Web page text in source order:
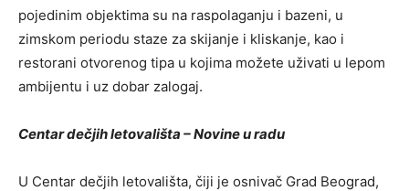
pojedinim objektima su na raspolaganju i bazeni, u
zimskom periodu staze za skijanje i kliskanje, kao i
restorani otvorenog tipa u kojima možete uživati u lepom
ambijentu i uz dobar zalogaj.
Centar dečjih letovališta – Novine u radu
U Centar dečjih letovališta, čiji je osnivač Grad Beograd,